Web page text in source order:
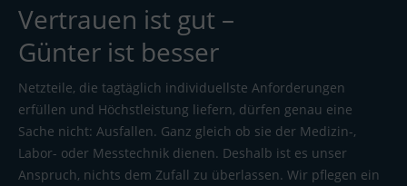
Vertrauen ist gut –
Günter ist besser
Netzteile, die tagtäglich individuellste Anforderungen
erfüllen und Höchstleistung liefern, dürfen genau eine
Sache nicht: Ausfallen. Ganz gleich ob sie der Medizin-,
Labor- oder Messtechnik dienen. Deshalb ist es unser
Anspruch, nichts dem Zufall zu überlassen. Wir pflegen ein